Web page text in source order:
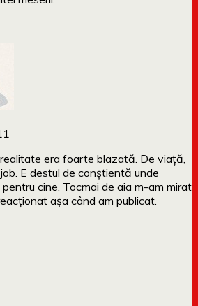
era foarte blazată. De viață,
E destul de conștientă unde
cine. Tocmai de aia m-am mirat
așa când am publicat.